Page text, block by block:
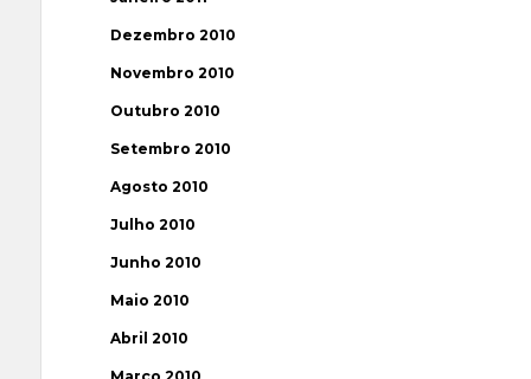
Dezembro 2010
Novembro 2010
Outubro 2010
Setembro 2010
Agosto 2010
Julho 2010
Junho 2010
Maio 2010
Abril 2010